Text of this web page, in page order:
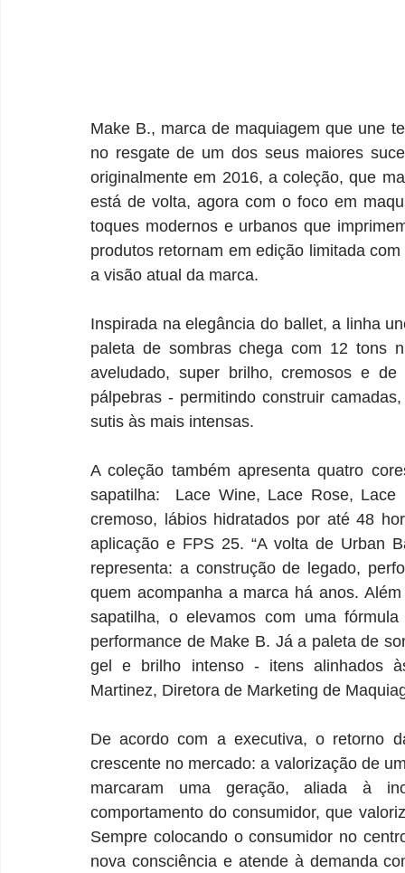
Make B., marca de maquiagem que une
no resgate de um dos seus maiores
originalmente em 2016, a coleção, que
está de volta, agora com o foco em
toques modernos e urbanos que
produtos retornam em edição limitada
a visão atual da marca.
Inspirada na elegância do ballet, a linha
paleta de sombras chega com 12 tons
aveludado, super brilho, cremosos e
pálpebras - permitindo construir
sutis às mais intensas.
A coleção também apresenta quatro
sapatilha:  Lace Wine, Lace Rose,
cremoso, lábios hidratados por até 48
aplicação e FPS 25. “A volta de Urban
representa: a construção de legado,
quem acompanha a marca há anos.
sapatilha, o elevamos com uma
performance de Make B. Já a paleta de
gel e brilho intenso - itens alinhados
Martinez, Diretora de Marketing de
De acordo com a executiva, o retorno
crescente no mercado: a valorização de
marcaram uma geração, aliada à
comportamento do consumidor, que
Sempre colocando o consumidor no
nova consciência e atende à demanda